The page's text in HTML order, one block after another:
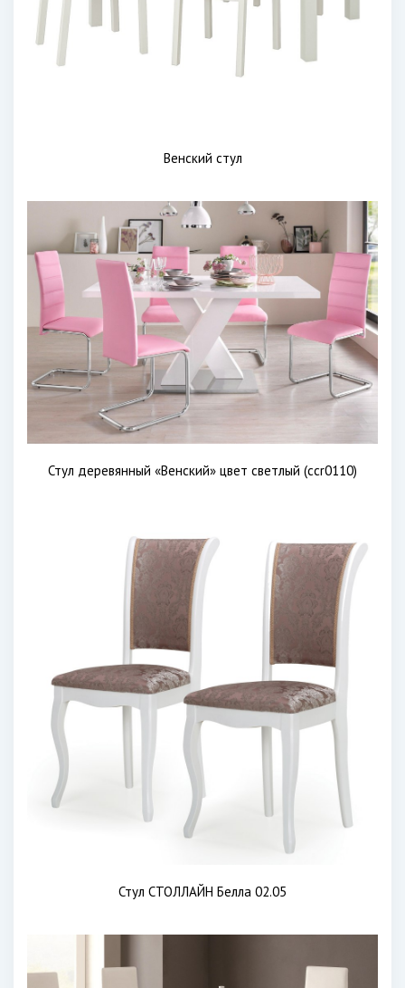
Венский стул
Стул деревянный «Венский» цвет светлый (ccr0110)
Стул СТОЛЛАЙН Белла 02.05